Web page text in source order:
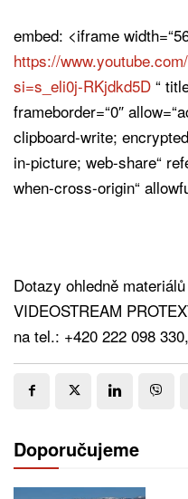
embed: <iframe
https://
si=s_eli0j-RKjdkd5D “
frameborder=“0″
clipboard-write;
in-picture; web-share“
when-cross-origin“
Dotazy ohledně
VIDEOSTREAM
na tel.: +420 222 098
Doporučujeme